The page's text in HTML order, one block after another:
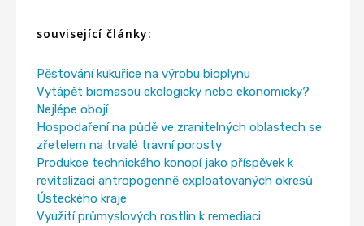
související články:
Pěstování kukuřice na výrobu bioplynu
Vytápět biomasou ekologicky nebo ekonomicky?
Nejlépe obojí
Hospodaření na půdě ve zranitelných oblastech se
zřetelem na trvalé travní porosty
Produkce technického konopí jako příspěvek k
revitalizaci antropogenně exploatovaných okresů
Ústeckého kraje
Využití průmyslových rostlin k remediaci